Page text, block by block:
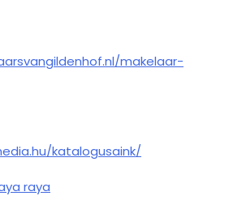
makelaar-
katalogusaink/
raya